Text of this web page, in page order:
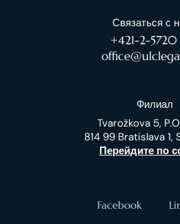
Связаться с
+421-2-5720
Филиал
Tvarožkova 5,
814 99 Bratislava 1,
Перейдите по
Facebook